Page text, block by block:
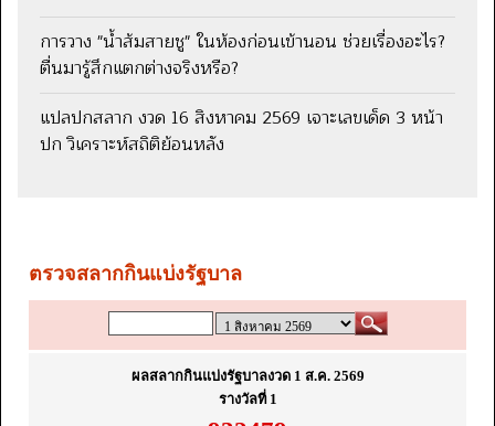
การวาง "น้ำส้มสายชู" ในห้องก่อนเข้านอน ช่วยเรื่องอะไร?
ตื่นมารู้สึกแตกต่างจริงหรือ?
แปลปกสลาก งวด 16 สิงหาคม 2569 เจาะเลขเด็ด 3 หน้า
ปก วิเคราะห์สถิติย้อนหลัง